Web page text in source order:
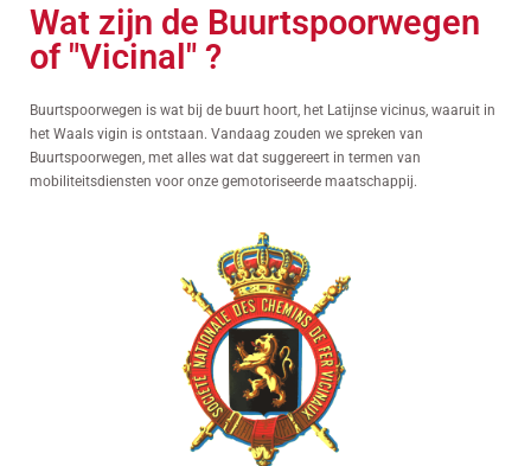
Wat zijn de Buurtspoorwegen
of "Vicinal" ?
Buurtspoorwegen is wat bij de buurt hoort, het Latijnse vicinus, waaruit in
het Waals vigin is ontstaan. Vandaag zouden we spreken van
Buurtspoorwegen, met alles wat dat suggereert in termen van
mobiliteitsdiensten voor onze gemotoriseerde maatschappij.